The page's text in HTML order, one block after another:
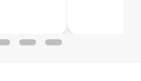
但我認
而且